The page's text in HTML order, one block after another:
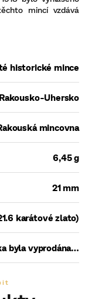
mincí vzdává
historické mince
Rakousko-Uhersko
mincovna
6,45 g
21 mm
karátové zlato)
byla vyprodána…